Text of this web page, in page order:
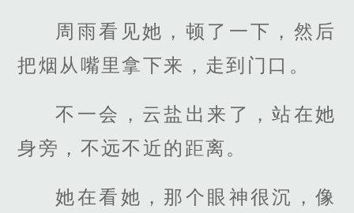
周雨看见她，顿了一下，然后
把烟从嘴里拿下来，走到门口。
不一会，云盐出来了，站在她
身旁，不远不近的距离。
她在看她，那个眼神很沉，像